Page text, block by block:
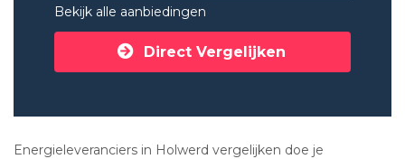
Bekijk alle aanbiedingen
Direct Vergelijken
Energieleveranciers in Holwerd vergelijken doe je